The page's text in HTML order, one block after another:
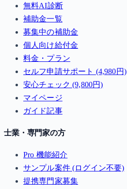
無料AI診断
補助金一覧
募集中の補助金
個人向け給付金
料金・プラン
セルフ申請サポート (4,980円)
安心チェック (9,800円)
マイページ
ガイド記事
士業・専門家の方
Pro 機能紹介
サンプル案件 (ログイン不要)
提携専門家募集